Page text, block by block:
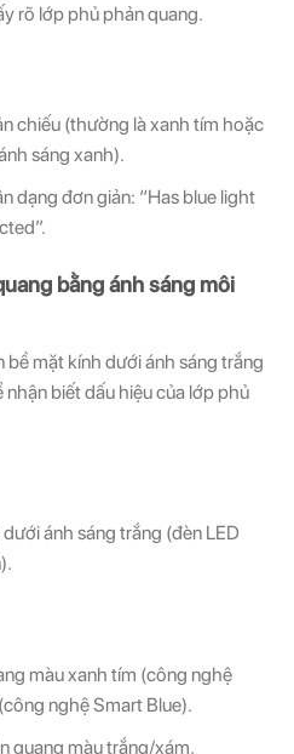
rõ lớp phủ phản quang.
chiếu (thường là xanh tím hoặc
sáng xanh).
dạng đơn giản: “Has blue light
bằng ánh sáng môi
bề mặt kính dưới ánh sáng trắng
biết dấu hiệu của lớp phủ
ánh sáng trắng (đèn LED
màu xanh tím (công nghệ
nghệ Smart Blue).
quang màu trắng/xám.